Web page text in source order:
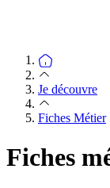
Je découvre
Fiches Métier
Fiches